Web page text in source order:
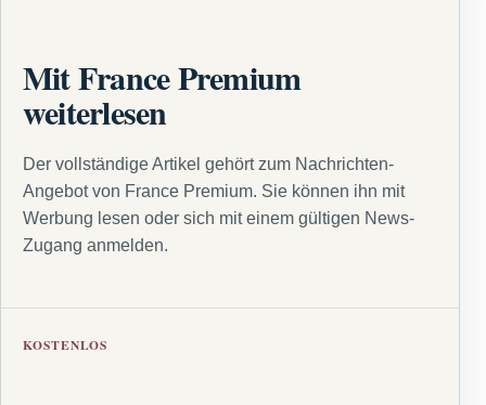
Mit France Premium
weiterlesen
Der vollständige Artikel gehört zum Nachrichten-
Angebot von France Premium. Sie können ihn mit
Werbung lesen oder sich mit einem gültigen News-
Zugang anmelden.
KOSTENLOS